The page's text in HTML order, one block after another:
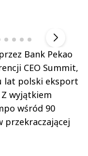
Bank Pekao
CEO Summit,
lat polski eksport
wyjątkiem
wśród 90
przekraczającej